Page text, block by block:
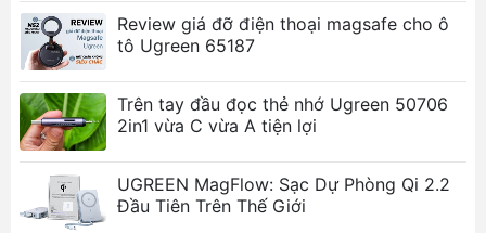
Tương thích đa dạng ổ cứng:
Sử dụng được
cả ổ cứng HDD/SSD 2.5 inch và 3.5 inch, đáp
ứng mọi nhu cầu lưu trữ.
Tốc độ truyền dữ liệu siêu nhanh:
C 3.1 Gen 1 cho tốc độ truyền dữ liệu lên đến
5Gbps, tiết kiệm thời gian truyền tải.
Dung lượng lưu trữ khổng lồ:Hỗ trợ ổ cứng
lên đến 16TB (8TB x 2), thoải mái lưu trữ dữ
liệu dung lượng lớn.
Review giá đỡ điện thoại magsafe cho ô
tô Ugreen 65187
Trên tay đầu đọc thẻ nhớ Ugreen 50706
2in1 vừa C vừa A tiện lợi
UGREEN MagFlow: Sạc Dự Phòng Qi 2.2
Đầu Tiên Trên Thế Giới